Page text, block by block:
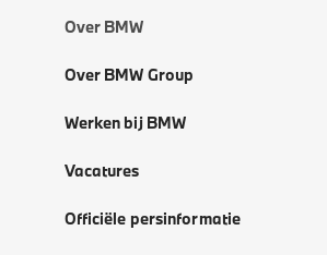
Over BMW
Over BMW Group
Werken bij BMW
Vacatures
Officiële persinformatie